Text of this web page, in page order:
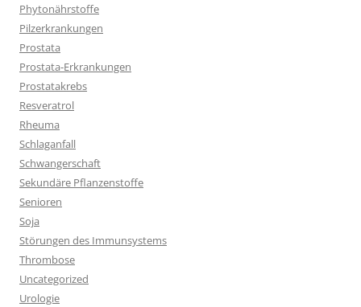
Phytonährstoffe
Pilzerkrankungen
Prostata
Prostata-Erkrankungen
Prostatakrebs
Resveratrol
Rheuma
Schlaganfall
Schwangerschaft
Sekundäre Pflanzenstoffe
Senioren
Soja
Störungen des Immunsystems
Thrombose
Uncategorized
Urologie